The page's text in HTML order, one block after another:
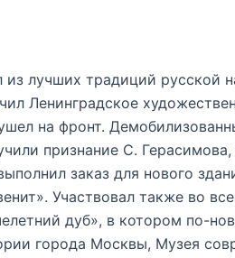
лучших традиций русской
Ленинградское
на фронт.
признание С.
заказ для нового
Участвовал также во
дуб», в котором по-
города Москвы, Музея